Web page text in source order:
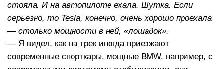
стояла. И на автопилоте ехала. Шутка. Если
серьезно, то Tesla, конечно, очень хорошо проехала
— столько мощности в ней, «лошадок».
— Я видел, как на трек иногда приезжают
современные спорткары, мощные BMW, например, с